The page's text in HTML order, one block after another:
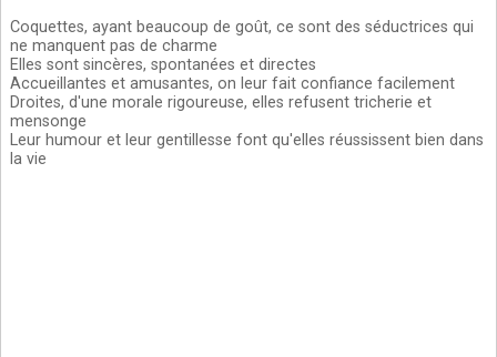
Coquettes, ayant beaucoup de goût, ce sont des séductrices qui
ne manquent pas de charme
Elles sont sincères, spontanées et directes
Accueillantes et amusantes, on leur fait confiance facilement
Droites, d'une morale rigoureuse, elles refusent tricherie et
mensonge
Leur humour et leur gentillesse font qu'elles réussissent bien dans
la vie